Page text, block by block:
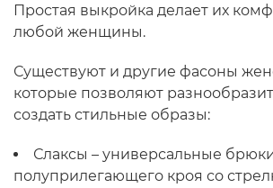
Простая выкройка делает их
любой женщины.
Существуют и другие фасоны
которые позволяют
создать стильные образы:
Слаксы – универсальные
полуприлегающего кроя со